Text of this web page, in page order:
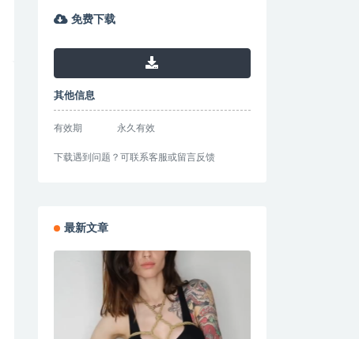
免费下载
其他信息
有效期 永久有效
下载遇到问题？可联系客服或留言反馈
最新文章